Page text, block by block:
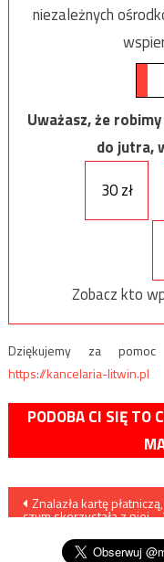
niezależnych
Uważasz, że
do jutra,
30 zł
Zobacz kto
Dziękujemy za
https://kancelaria-litwin.pl
PODOBA CI SIĘ TO
Nawigacja
wpisu
Znalazła kartę
czym skorzystała z niej…